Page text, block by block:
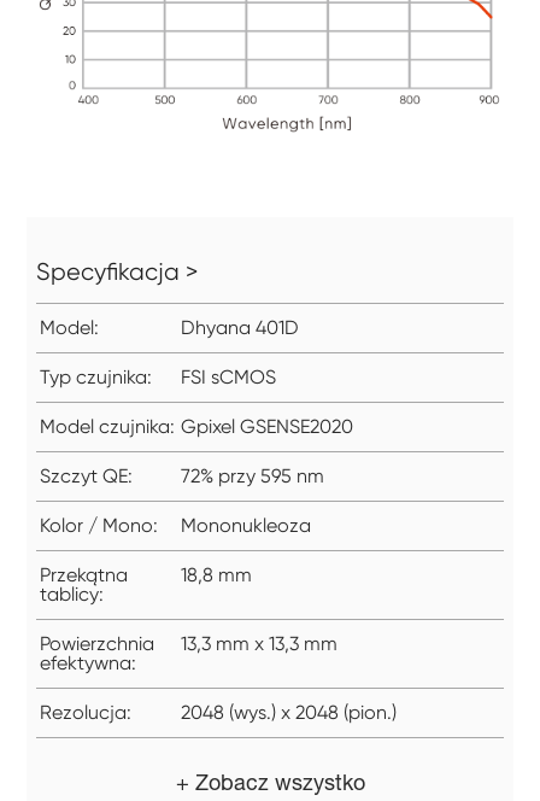
Specyfikacja >
Model: Dhyana 401D
Typ czujnika: FSI sCMOS
Model czujnika: Gpixel GSENSE2020
Szczyt QE: 72% przy 595 nm
Kolor / Mono: Mononukleoza
Przekątna
tablicy:
18,8 mm
Powierzchnia
efektywna:
13,3 mm x 13,3 mm
Rezolucja: 2048 (wys.) x 2048 (pion.)
+ Zobacz wszystko